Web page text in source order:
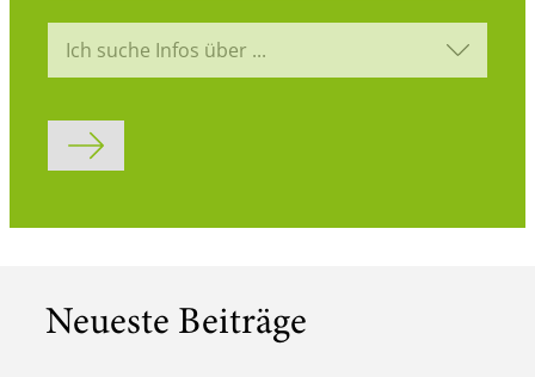
Ich suche Infos über ...
Formular abschicken
Neueste Beiträge